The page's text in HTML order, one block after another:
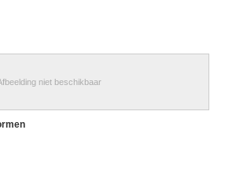
niet beschikbaar